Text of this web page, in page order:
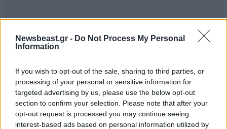
Newsbeast.gr - Do Not Process My Personal
Information
If you wish to opt-out of the sale, sharing to third parties, or
processing of your personal or sensitive information for
targeted advertising by us, please use the below opt-out
section to confirm your selection. Please note that after your
opt-out request is processed you may continue seeing
interest-based ads based on personal information utilized by